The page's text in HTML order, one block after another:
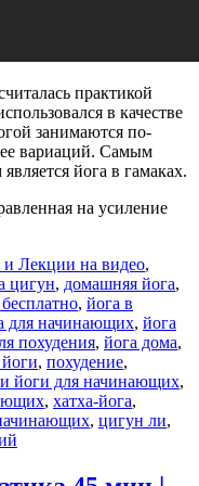
практикой
в качестве
занимаются по-
ее вариаций. Самым
йога в гамаках.
на усиление
Лекции на видео,
цигун, домашняя йога,
, йога в
для начинающих, йога
похудения, йога дома,
, похудение,
йоги для начинающих,
, хатха-йога,
, цигун ли,